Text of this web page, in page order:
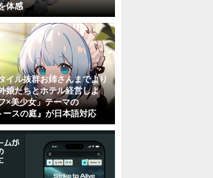
体感
イル抜群お姉さんまでより
娘たちとホテル経営しよ
×美少女」テーマの
ースの庭』が日本語対応